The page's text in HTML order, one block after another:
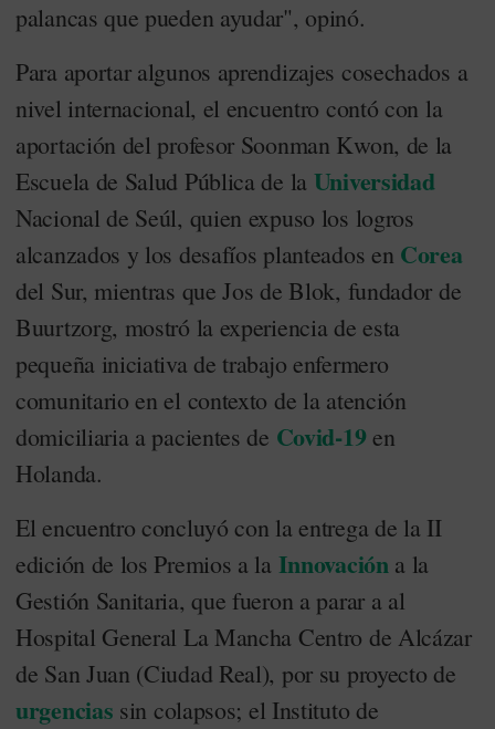
palancas que pueden ayudar", opinó.
Para aportar algunos aprendizajes cosechados a
nivel internacional, el encuentro contó con la
aportación del profesor Soonman Kwon, de la
Escuela de Salud Pública de la Universidad
Nacional de Seúl, quien expuso los logros
alcanzados y los desafíos planteados en Corea
del Sur, mientras que Jos de Blok, fundador de
Buurtzorg, mostró la experiencia de esta
pequeña iniciativa de trabajo enfermero
comunitario en el contexto de la atención
domiciliaria a pacientes de Covid-19en
Holanda.
El encuentro concluyó con la entrega de la II
edición de los Premios a la Innovacióna la
Gestión Sanitaria, que fueron a parar a al
Hospital General La Mancha Centro de Alcázar
de San Juan (Ciudad Real), por su proyecto de
urgencias sin colapsos; el Instituto de